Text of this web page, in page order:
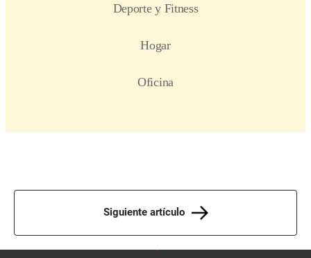
Siguiente artículo